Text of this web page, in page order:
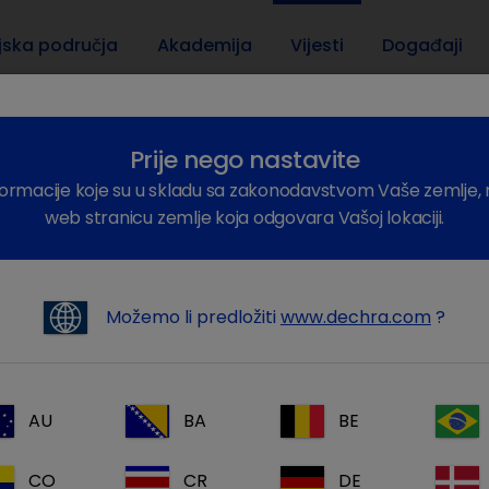
područja Akademija Vijesti Događaji
Prije nego nastavite
koje su u skladu sa zakonodavstvom Vaše
web stranicu zemlje koja odgovara Vašoj lokaciji.
Možemo li predložiti www.dechra.com ?
AU BA BE
CO CR DE